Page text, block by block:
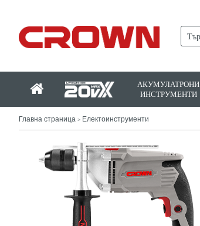
АКУМУЛАТРОНИ
ИНСТРУМЕНТИ
Главна страница > Електоинструменти